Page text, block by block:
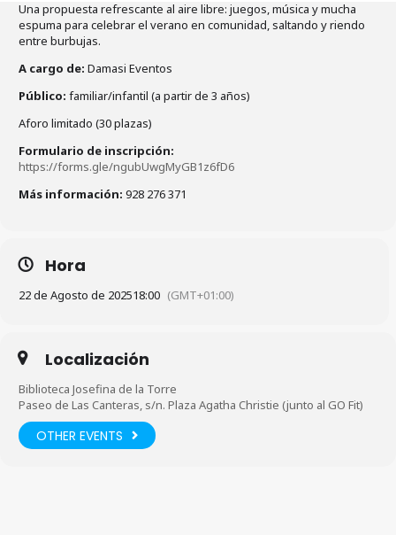
Una propuesta refrescante al aire libre: juegos, música y mucha
espuma para celebrar el verano en comunidad, saltando y riendo
entre burbujas.
A cargo de: Damasi Eventos
Público: familiar/infantil (a partir de 3 años)
Aforo limitado (30 plazas)
Formulario de inscripción:
https://forms.gle/ngubUwgMyGB1z6fD6
Más información: 928 276 371
Hora
22 de Agosto de 202518:00 (GMT+01:00)
Localización
Biblioteca Josefina de la Torre
Paseo de Las Canteras, s/n. Plaza Agatha Christie (junto al GO Fit)
OTHER EVENTS